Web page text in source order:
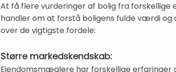
At få flere vurderinger af bolig fra
handler om at forstå boligens fulde værdi og
over de vigtigste fordele:
Større markedskendskab:
Ejendomsmæglere har forskellige erfaringer